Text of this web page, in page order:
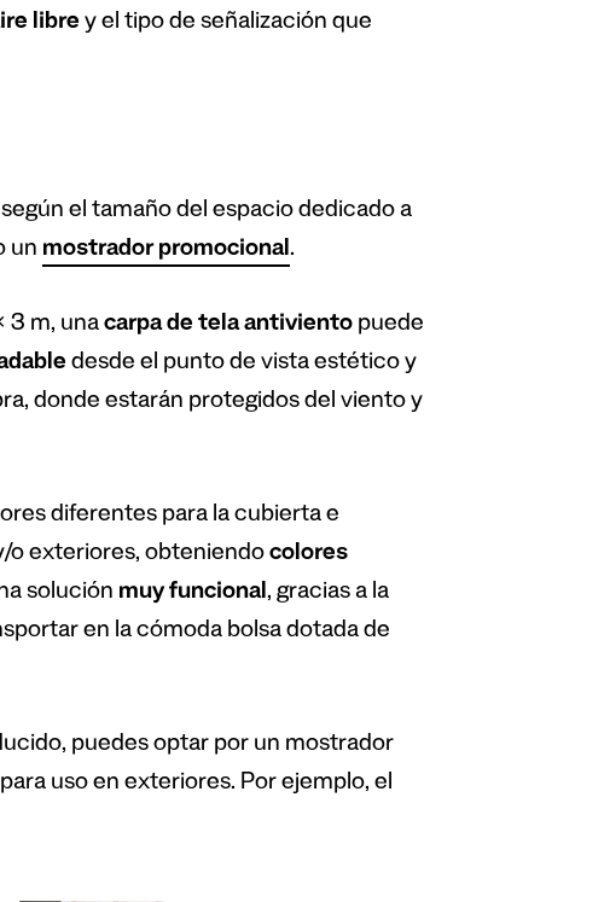
libre y el tipo de señalización que
el tamaño del espacio dedicado a
un mostrador promocional.
3 m, unacarpa de tela antivientopuede
desde el punto de vista estético y
donde estarán protegidos del viento y
diferentes para la cubierta e
o exteriores, obteniendocolores
solución muy funcional, gracias a la
en la cómoda bolsa dotada de
puedes optar por un mostrador
uso en exteriores. Por ejemplo, el